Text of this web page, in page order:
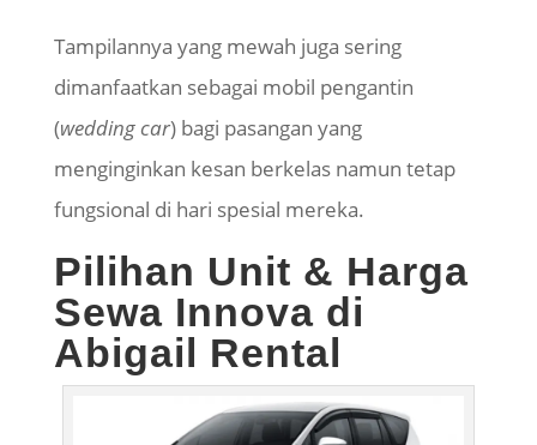
Tampilannya yang mewah juga sering
dimanfaatkan sebagai mobil pengantin
(wedding car) bagi pasangan yang
menginginkan kesan berkelas namun tetap
fungsional di hari spesial mereka.
Pilihan Unit & Harga
Sewa Innova di
Abigail Rental